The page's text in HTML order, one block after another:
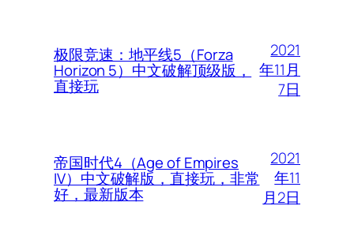
极限竞速：地平线5（Forza
Horizon 5）中文破解顶级版，
直接玩
2021
年11月
7日
帝国时代4（Age of Empires
IV）中文破解版，直接玩，非常
好，最新版本
2021
年11
月2日